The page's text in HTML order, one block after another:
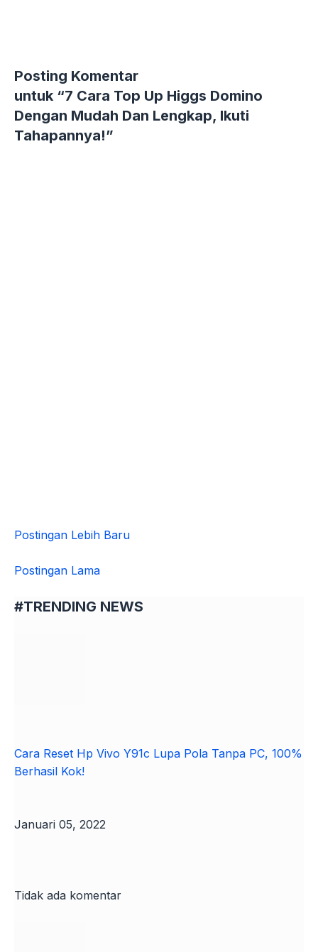
Posting Komentar
untuk “7 Cara Top Up Higgs Domino
Dengan Mudah Dan Lengkap, Ikuti
Tahapannya!”
Postingan Lebih Baru
Postingan Lama
#TRENDING NEWS
Cara Reset Hp Vivo Y91c Lupa Pola Tanpa PC, 100%
Berhasil Kok!
Januari 05, 2022
Tidak ada komentar